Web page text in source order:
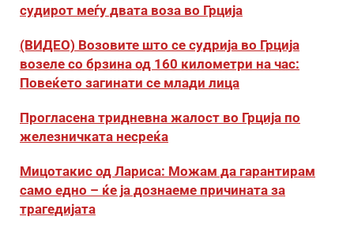
судирот меѓу двата воза во Грција
(ВИДЕО) Возовите што се судрија во Грција
возеле со брзина од 160 километри на час:
Повеќето загинати се млади лица
Прогласена тридневна жалост во Грција по
железничката несреќа
Мицотакис од Лариса: Можам да гарантирам
само едно – ќе ја дознаеме причината за
трагедијата